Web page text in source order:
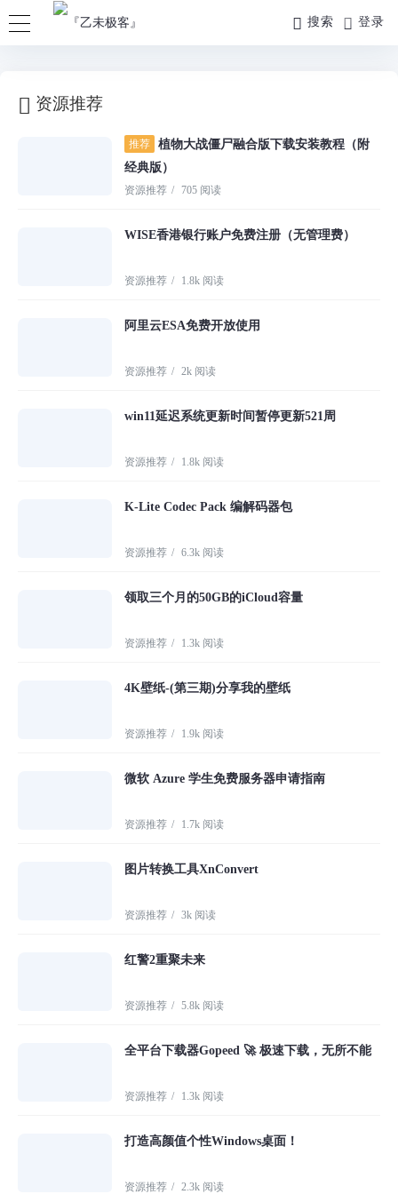
搜索 登录
资源推荐
推荐
植物大战僵尸融合版下载安装教程（附
经典版）
资源推荐 / 705 阅读
WISE香港银行账户免费注册（无管理费）
资源推荐 / 1.8k 阅读
阿里云ESA免费开放使用
资源推荐 / 2k 阅读
win11延迟系统更新时间暂停更新521周
资源推荐 / 1.8k 阅读
K-Lite Codec Pack 编解码器包
资源推荐 / 6.3k 阅读
领取三个月的50GB的iCloud容量
资源推荐 / 1.3k 阅读
4K壁纸-(第三期)分享我的壁纸
资源推荐 / 1.9k 阅读
微软 Azure 学生免费服务器申请指南
资源推荐 / 1.7k 阅读
图片转换工具XnConvert
资源推荐 / 3k 阅读
红警2重聚未来
资源推荐 / 5.8k 阅读
全平台下载器Gopeed 🚀 极速下载，无所不能
资源推荐 / 1.3k 阅读
打造高颜值个性Windows桌面！
资源推荐 / 2.3k 阅读